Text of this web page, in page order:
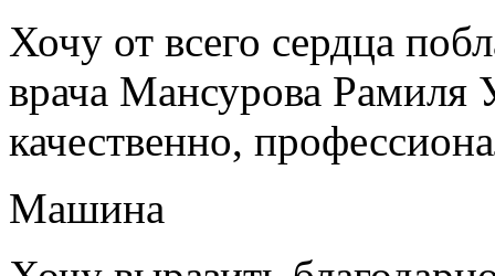
Хочу от всего сердца
врача Мансурова Рамиля
качественно,
Машина